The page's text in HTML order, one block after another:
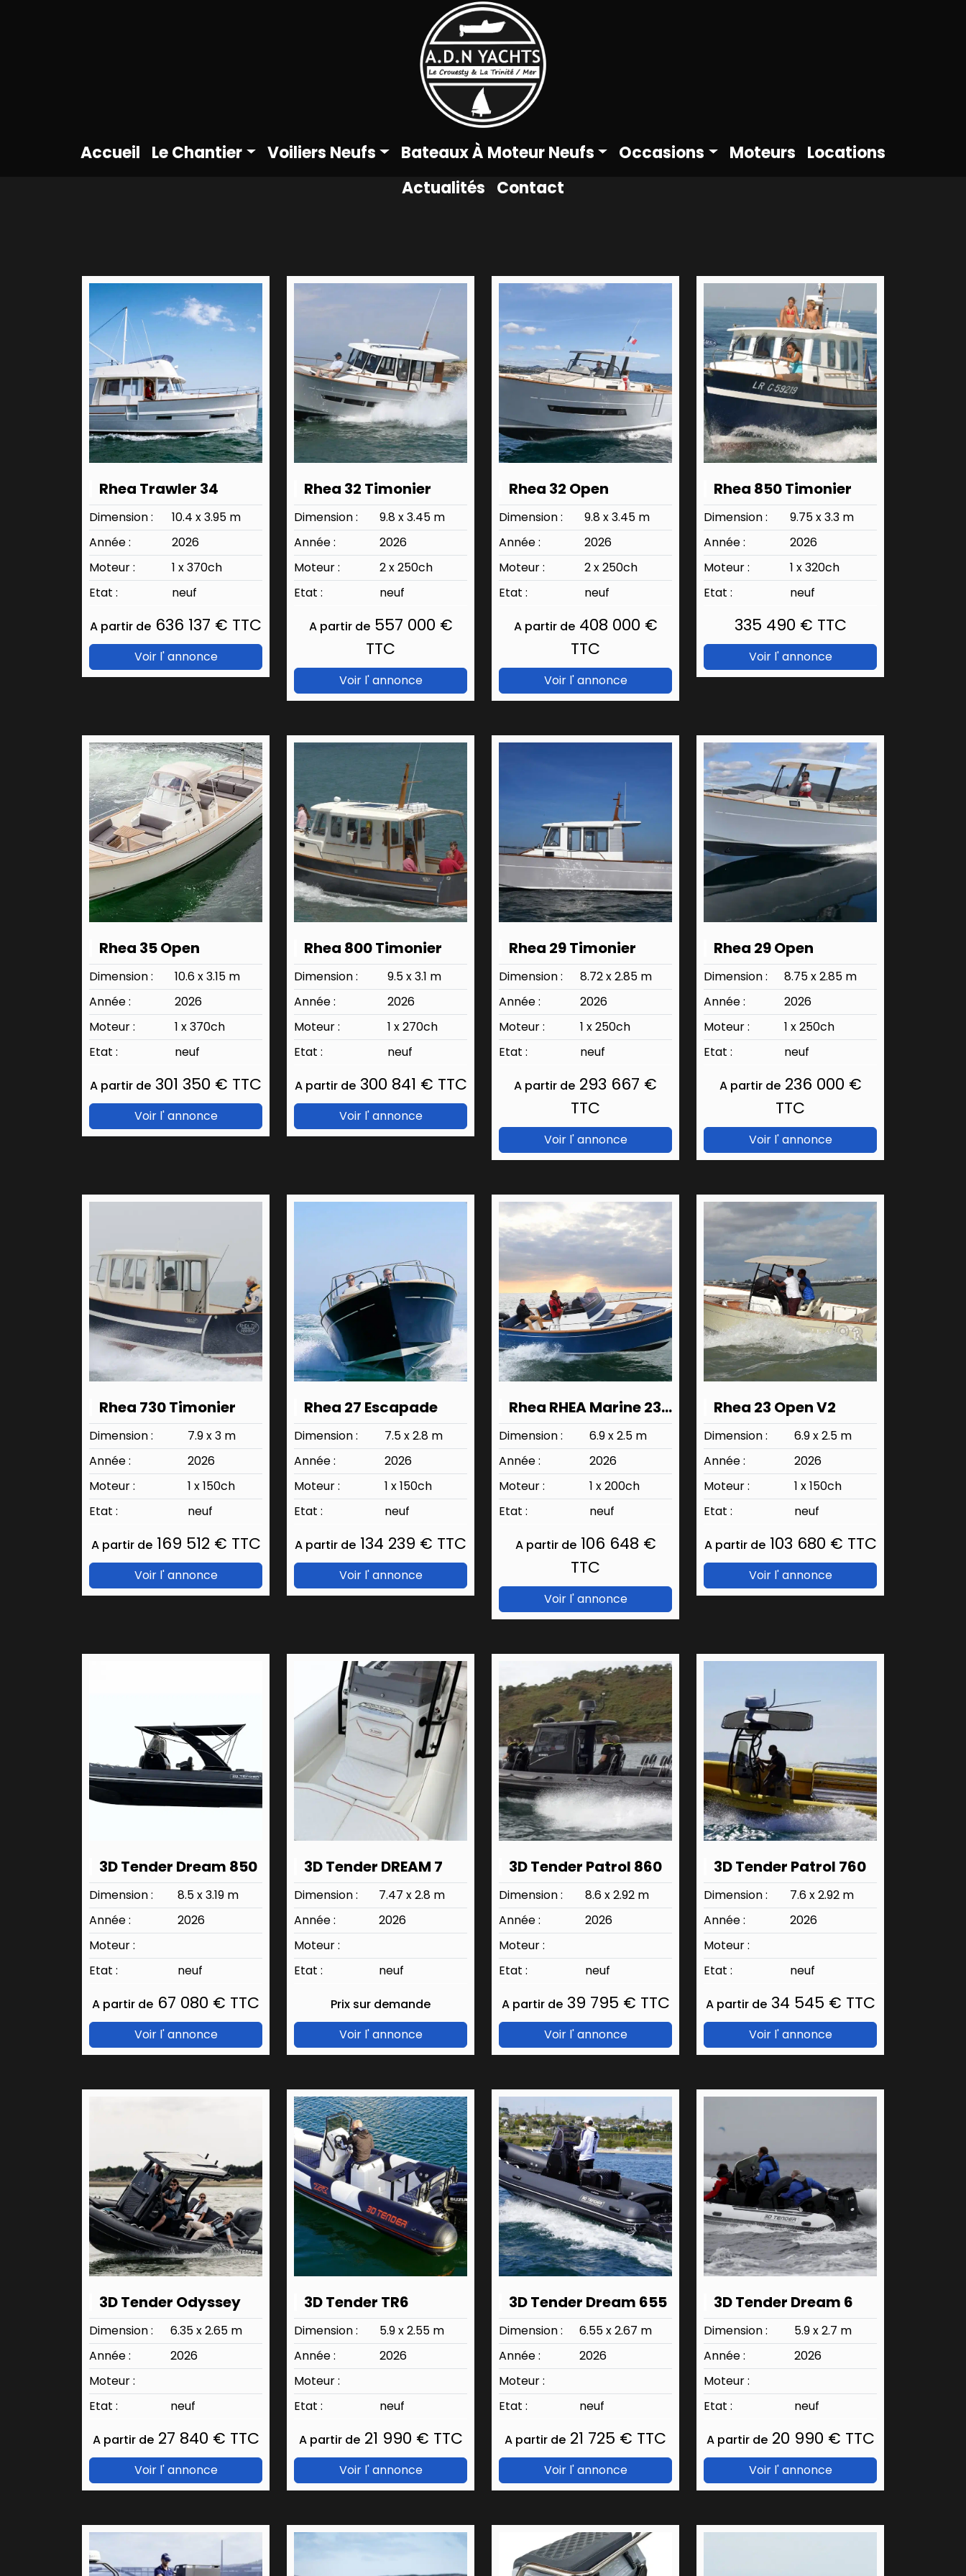
Accueil Le Chantier Voiliers Neufs Bateaux À Moteur Neufs Occasions Moteurs Locations
Actualités Contact
Rhea Trawler 34
Dimension :
10.4 x 3.95 m
Année :
2026
Moteur :
1 x 370ch
Etat :
neuf
A partir de 636 137 € TTC
Voir l' annonce
Rhea 32 Timonier
Dimension :
9.8 x 3.45 m
Année :
2026
Moteur :
2 x 250ch
Etat :
neuf
A partir de557 000 €
TTC
Voir l' annonce
Rhea 32 Open
Dimension :
9.8 x 3.45 m
Année :
2026
Moteur :
2 x 250ch
Etat :
neuf
A partir de408 000 €
TTC
Voir l' annonce
Rhea 850 Timonier
Dimension :
9.75 x 3.3 m
Année :
2026
Moteur :
1 x 320ch
Etat :
neuf
335 490 € TTC
Voir l' annonce
Rhea 35 Open
Dimension :
10.6 x 3.15 m
Année :
2026
Moteur :
1 x 370ch
Etat :
neuf
A partir de 301 350 € TTC
Voir l' annonce
Rhea 800 Timonier
Dimension :
9.5 x 3.1 m
Année :
2026
Moteur :
1 x 270ch
Etat :
neuf
A partir de300 841 € TTC
Voir l' annonce
Rhea 29 Timonier
Dimension :
8.72 x 2.85 m
Année :
2026
Moteur :
1 x 250ch
Etat :
neuf
A partir de 293 667 €
TTC
Voir l' annonce
Rhea 29 Open
Dimension :
8.75 x 2.85 m
Année :
2026
Moteur :
1 x 250ch
Etat :
neuf
A partir de236 000 €
TTC
Voir l' annonce
Rhea 730 Timonier
Dimension :
7.9 x 3 m
Année :
2026
Moteur :
1 x 150ch
Etat :
neuf
A partir de169 512 € TTC
Voir l' annonce
Rhea 27 Escapade
Dimension :
7.5 x 2.8 m
Année :
2026
Moteur :
1 x 150ch
Etat :
neuf
A partir de 134 239 € TTC
Voir l' annonce
Rhea RHEA Marine 23 origine
Dimension :
6.9 x 2.5 m
Année :
2026
Moteur :
1 x 200ch
Etat :
neuf
A partir de106 648 €
TTC
Voir l' annonce
Rhea 23 Open V2
Dimension :
6.9 x 2.5 m
Année :
2026
Moteur :
1 x 150ch
Etat :
neuf
A partir de103 680 € TTC
Voir l' annonce
3D Tender Dream 850
Dimension :
8.5 x 3.19 m
Année :
2026
Moteur :
Etat :
neuf
A partir de 67 080 € TTC
Voir l' annonce
3D Tender DREAM 7
Dimension :
7.47 x 2.8 m
Année :
2026
Moteur :
Etat :
neuf
Prix sur demande
Voir l' annonce
3D Tender Patrol 860
Dimension :
8.6 x 2.92 m
Année :
2026
Moteur :
Etat :
neuf
A partir de39 795 € TTC
Voir l' annonce
3D Tender Patrol 760
Dimension :
7.6 x 2.92 m
Année :
2026
Moteur :
Etat :
neuf
A partir de34 545 € TTC
Voir l' annonce
3D Tender Odyssey
Dimension :
6.35 x 2.65 m
Année :
2026
Moteur :
Etat :
neuf
A partir de27 840 € TTC
Voir l' annonce
3D Tender TR6
Dimension :
5.9 x 2.55 m
Année :
2026
Moteur :
Etat :
neuf
A partir de21 990 € TTC
Voir l' annonce
3D Tender Dream 655
Dimension :
6.55 x 2.67 m
Année :
2026
Moteur :
Etat :
neuf
A partir de 21 725 € TTC
Voir l' annonce
3D Tender Dream 6
Dimension :
5.9 x 2.7 m
Année :
2026
Moteur :
Etat :
neuf
A partir de20 990 € TTC
Voir l' annonce